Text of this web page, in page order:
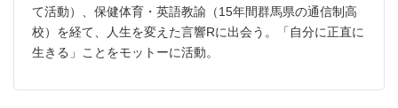
て活動）、保健体育・英語教諭（15年間群馬県の通信制高
校）を経て、人生を変えた言響Rに出会う。「自分に正直に
生きる」ことをモットーに活動。